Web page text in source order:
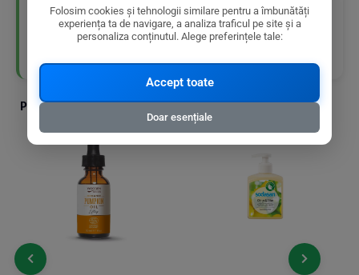
Produs bio
Proprietăți antibacteriene
Produse din aceeasi categorie cu produsul ales
Folosim cookies și tehnologii similare pentru a îmbunătăți
experiența ta de navigare, a analiza traficul pe site și a
personaliza conținutul. Alege preferințele tale:
Accept toate
Doar esențiale